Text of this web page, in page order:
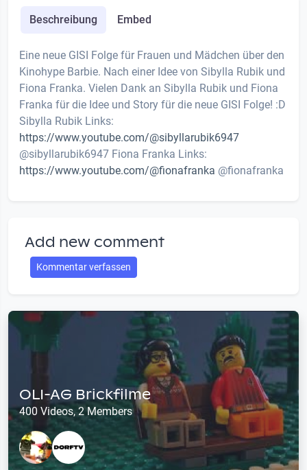
Beschreibung Embed
Eine neue GISI Folge für Frauen und Mädchen über den
Kinohype Barbie. Nach einer Idee von Sibylla Rubik und
Fiona Franka. Vielen Dank an Sibylla Rubik und Fiona
Franka für die Idee und Story für die neue GISI Folge! :D
Sibylla Rubik Links:
https://www.youtube.com/@sibyllarubik6947
@sibyllarubik6947 Fiona Franka Links:
https://www.youtube.com/@fionafranka @fionafranka
Add new comment
Kommentar verfassen
OLI-AG Brickfilme
400 Videos, 2 Members